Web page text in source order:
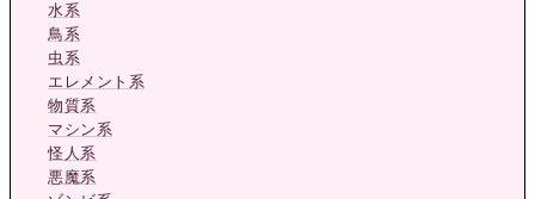
水系
鳥系
虫系
エレメント系
物質系
マシン系
怪人系
悪魔系